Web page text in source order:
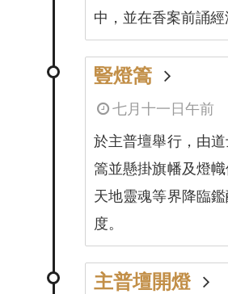
中，並在香案前誦經
豎燈篙
七月十一日午前
於主普壇舉行，由
篙並懸掛旗幡及燈
天地靈魂等界降臨
度。
主普壇開燈